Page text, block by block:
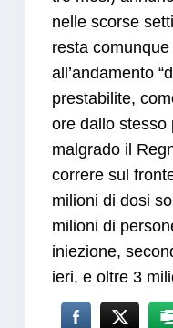
nelle scorse
resta
all’andamento
prestabilite,
ore dallo stesso
malgrado il
correre sul
milioni di dosi
milioni di
iniezione,
ieri, e oltre 3